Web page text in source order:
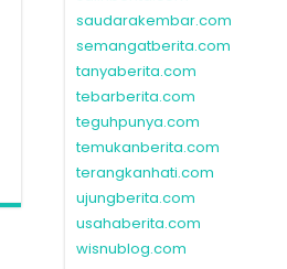
saudarakembar.com
semangatberita.com
tanyaberita.com
tebarberita.com
teguhpunya.com
temukanberita.com
terangkanhati.com
ujungberita.com
usahaberita.com
wisnublog.com